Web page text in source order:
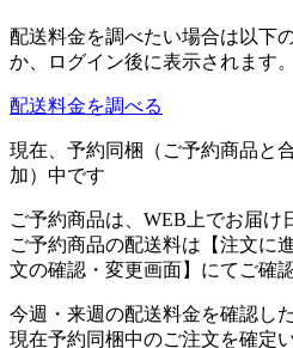
配送料金を調べたい場合は以下
か、ログイン後に表示されます。
配送料金を調べる
現在、予約同梱（ご予約商品と
加）中です
ご予約商品は、WEB上でお届け
ご予約商品の配送料は【注文に
文の確認・変更画面】にてご確
今週・来週の配送料金を確認し
現在予約同梱中のご注文を確定